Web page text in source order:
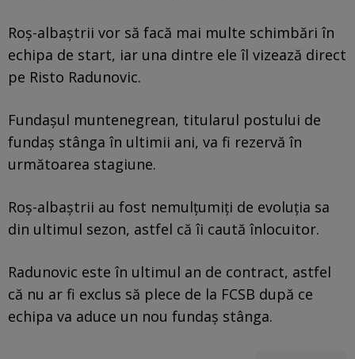
Roș-albaștrii vor să facă mai multe schimbări în
echipa de start, iar una dintre ele îl vizează direct
pe Risto Radunovic.
Fundașul muntenegrean, titularul postului de
fundaș stânga în ultimii ani, va fi rezervă în
următoarea stagiune.
Roș-albaștrii au fost nemulțumiți de evoluția sa
din ultimul sezon, astfel că îi caută înlocuitor.
Radunovic este în ultimul an de contract, astfel
că nu ar fi exclus să plece de la FCSB după ce
echipa va aduce un nou fundaș stânga.